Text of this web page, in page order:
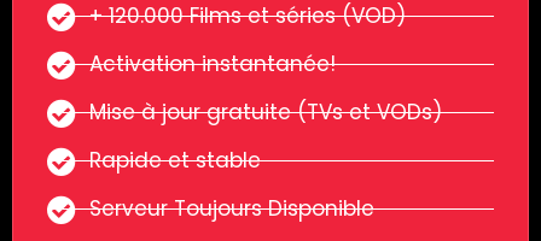
+ 120.000 Films et séries (VOD)
Activation instantanée!
Mise à jour gratuite (TVs et VODs)
Rapide et stable
Serveur Toujours Disponible